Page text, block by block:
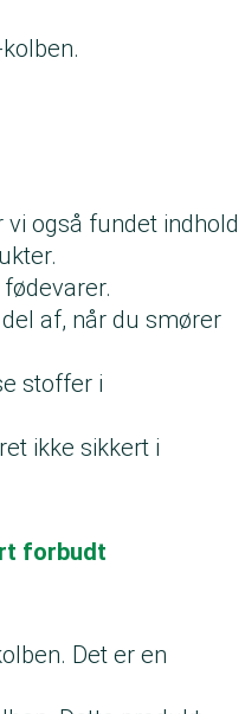
også fundet indhold
af, når du smører
stoffer i
ikke sikkert i
forbudt
Det er en